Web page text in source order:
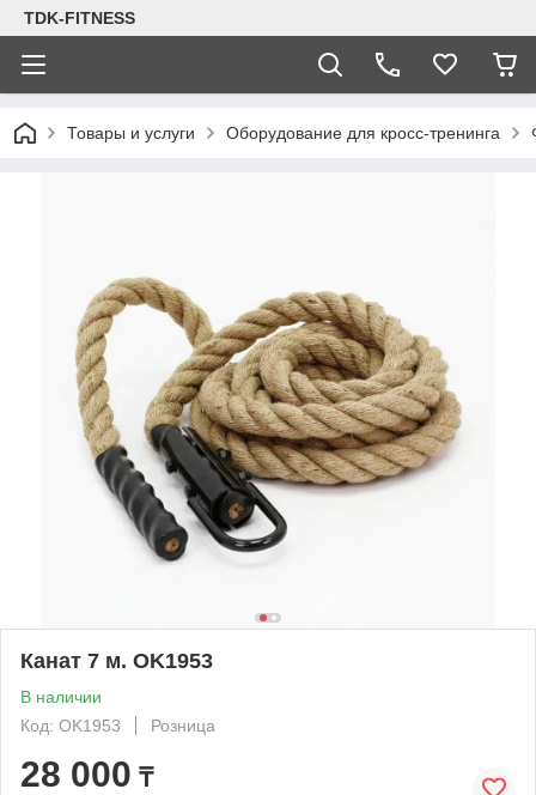
TDK-FITNESS
Товары и услуги Оборудование для кросс-тренинга
Канат 7 м. OK1953
В наличии
Код: OK1953
Розница
28 000 ₸